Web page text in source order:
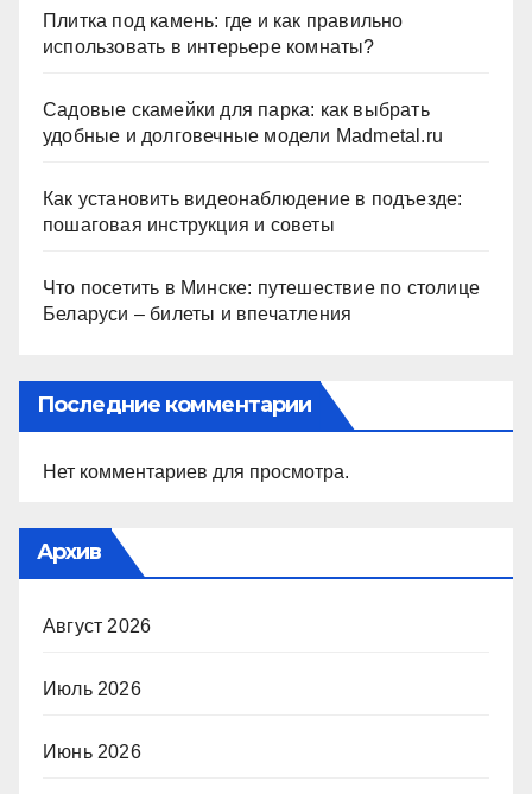
Плитка под камень: где и как правильно
использовать в интерьере комнаты?
Садовые скамейки для парка: как выбрать
удобные и долговечные модели Madmetal.ru
Как установить видеонаблюдение в подъезде:
пошаговая инструкция и советы
Что посетить в Минске: путешествие по столице
Беларуси – билеты и впечатления
Последние комментарии
Нет комментариев для просмотра.
Архив
Август 2026
Июль 2026
Июнь 2026